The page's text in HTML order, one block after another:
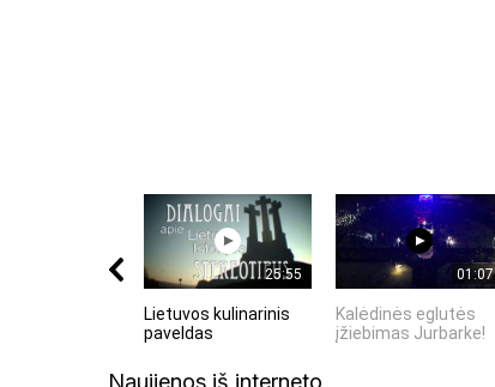
25:55
Lietuvos kulinarinis
paveldas
01:07
Kalėdinės eglutės
įžiebimas Jurbarke!
Naujienos iš interneto